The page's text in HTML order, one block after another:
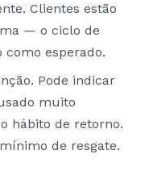
Clientes estão
— o ciclo de
esperado.
Pode indicar
muito
hábito de retorno.
de resgate.